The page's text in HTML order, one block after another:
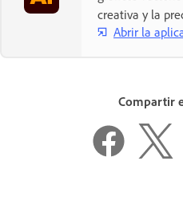
creativa y la
Abrir la
Compartir